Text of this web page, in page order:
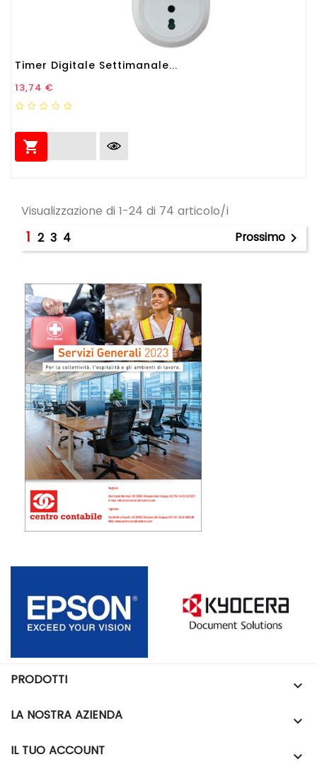
Timer Digitale Settimanale...
Prezzo
13,74 €

Visualizzazione di 1-24 di 74 articolo/i
1 2 3 4 Prossimo 
PRODOTTI 
LA NOSTRA AZIENDA 
IL TUO ACCOUNT 